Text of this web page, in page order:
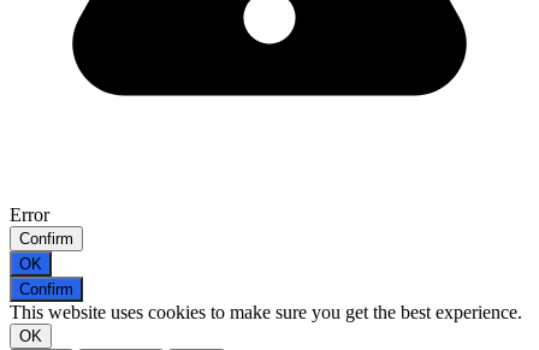
Error
Confirm
OK
Confirm
This website uses cookies to make sure you get the best experience.
OK